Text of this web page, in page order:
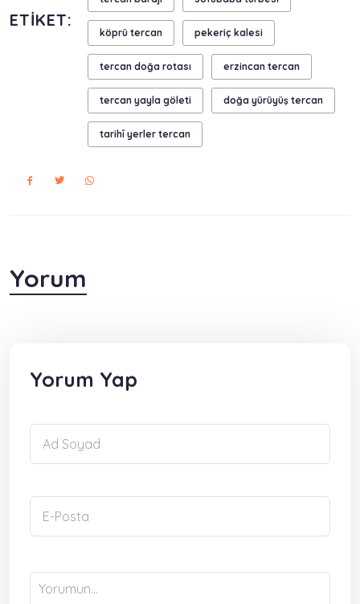
ETIKET:
köprü tercan pekeriç kalesi
tercan doğa rotası erzincan tercan
tercan yayla göleti doğa yürüyüş tercan
tarihî yerler tercan
Yorum
Yorum Yap